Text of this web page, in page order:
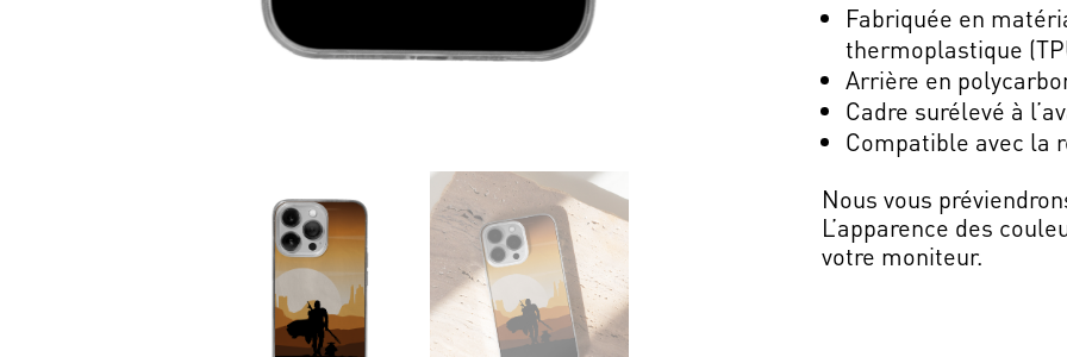
Fabriquée en
thermoplastique
Arrière en
Cadre surélevé à
Compatible avec la
Nous vous
L’apparence des
votre moniteur.